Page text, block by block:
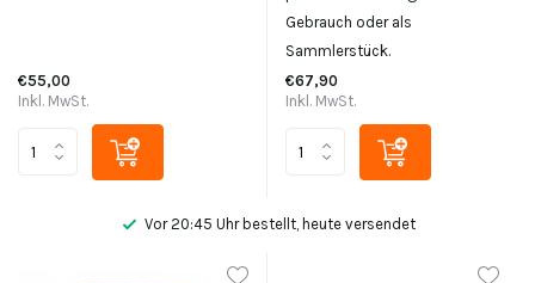
€55,00
Inkl. MwSt.
Gebrauch oder als
Sammlerstück.
€67,90
Inkl. MwSt.
Vor 20:45 Uhr bestellt, heute versendet